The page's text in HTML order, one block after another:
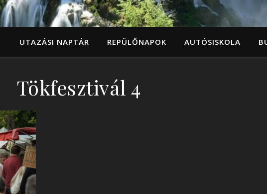
UTAZÁSI NAPTÁR REPÜLŐNAPOK AUTÓSISKOLA
Tökfesztivál 4